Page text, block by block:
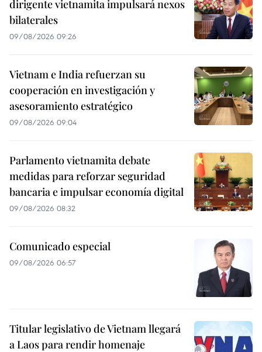
dirigente vietnamita impulsará nexos
bilaterales
09/08/2026 09:26
Vietnam e India refuerzan su
cooperación en investigación y
asesoramiento estratégico
09/08/2026 09:04
Parlamento vietnamita debate
medidas para reforzar seguridad
bancaria e impulsar economía digital
09/08/2026 08:32
Comunicado especial
09/08/2026 06:57
Titular legislativo de Vietnam llegará
a Laos para rendir homenaje